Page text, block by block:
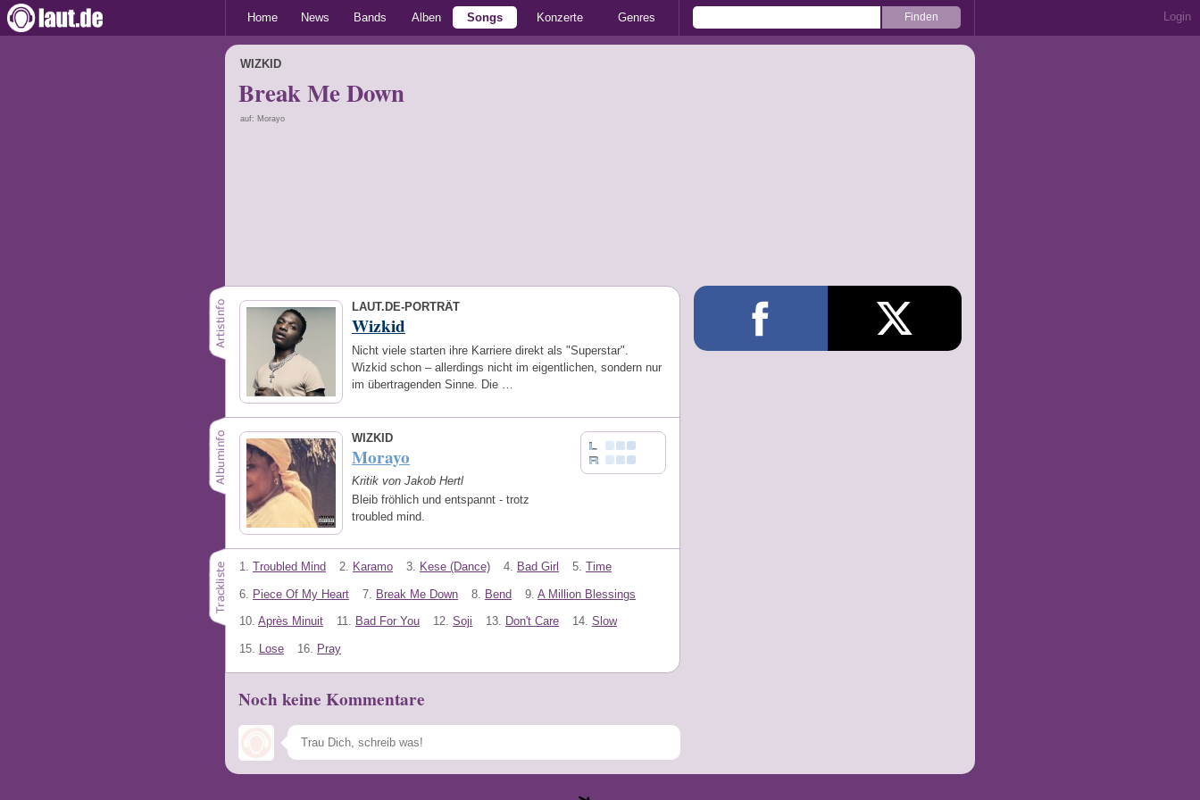
Home News Bands Alben Songs Konzerte Genres Login
WIZKID
Break Me Down
auf: Morayo
LAUT.DE-PORTRÄT
Wizkid
Nicht viele starten ihre Karriere direkt als "Superstar".
Wizkid schon – allerdings nicht im eigentlichen, sondern nur
im übertragenden Sinne. Die …
WIZKID
Morayo
Kritik von Jakob Hertl
Bleib fröhlich und entspannt - trotz
troubled mind.
1. Troubled Mind 2. Karamo 3. Kese (Dance) 4. Bad Girl 5. Time
6. Piece Of My Heart 7. Break Me Down 8. Bend 9. A Million Blessings
10. Après Minuit 11. Bad For You 12. Soji 13. Don't Care 14. Slow
15. Lose 16. Pray
Noch keine Kommentare
Speichern